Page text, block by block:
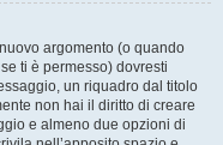
argomento (o quando
ti è permesso) dovresti
un riquadro dal titolo
non hai il diritto di creare
e almeno due opzioni di